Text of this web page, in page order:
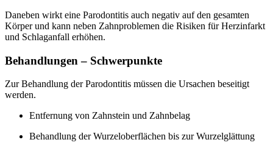
Daneben wirkt eine Parodontitis auch negativ auf den gesamten
Körper und kann neben Zahnproblemen die Risiken für Herzinfarkt
und Schlaganfall erhöhen.
Behandlungen – Schwerpunkte
Zur Behandlung der Parodontitis müssen die Ursachen beseitigt
werden.
Entfernung von Zahnstein und Zahnbelag
Behandlung der Wurzeloberflächen bis zur Wurzelglättung